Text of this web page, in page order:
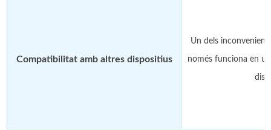
Compatibilitat amb altres dispositius
Un dels
només funciona en